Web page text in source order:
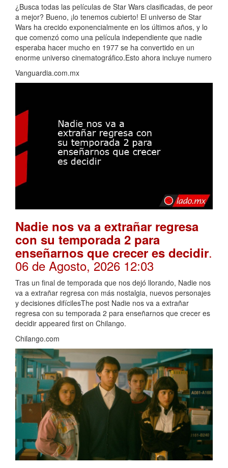
¿Busca todas las películas de Star Wars clasificadas, de peor
a mejor? Bueno, ¡lo tenemos cubierto! El universo de Star
Wars ha crecido exponencialmente en los últimos años, y lo
que comenzó como una película independiente que nadie
esperaba hacer mucho en 1977 se ha convertido en un
enorme universo cinematográfico.Esto ahora incluye numero
Vanguardia.com.mx
Nadie nos va a extrañar regresa
con su temporada 2 para
enseñarnos que crecer es decidir.
06 de Agosto, 2026 12:03
Tras un final de temporada que nos dejó llorando, Nadie nos
va a extrañar regresa con más nostalgia, nuevos personajes
y decisiones difícilesThe post Nadie nos va a extrañar
regresa con su temporada 2 para enseñarnos que crecer es
decidir appeared first on Chilango.
Chilango.com